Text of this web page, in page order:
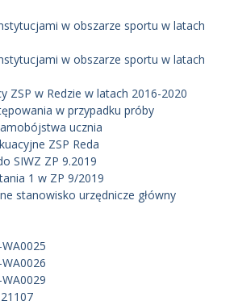
w obszarze sportu w latach
w obszarze sportu w latach
ZSP w Redzie w latach 2016-2020
w przypadku próby
ucznia
ZSP Reda
SIWZ ZP 9.2019
1 w ZP 9/2019
stanowisko urzędnicze główny